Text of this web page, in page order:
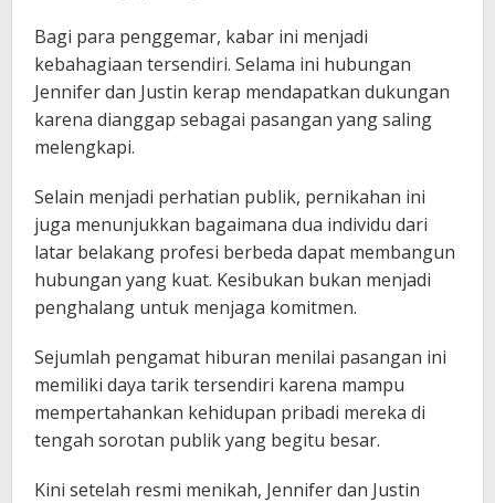
Bagi para penggemar, kabar ini menjadi
kebahagiaan tersendiri. Selama ini hubungan
Jennifer dan Justin kerap mendapatkan dukungan
karena dianggap sebagai pasangan yang saling
melengkapi.
Selain menjadi perhatian publik, pernikahan ini
juga menunjukkan bagaimana dua individu dari
latar belakang profesi berbeda dapat membangun
hubungan yang kuat. Kesibukan bukan menjadi
penghalang untuk menjaga komitmen.
Sejumlah pengamat hiburan menilai pasangan ini
memiliki daya tarik tersendiri karena mampu
mempertahankan kehidupan pribadi mereka di
tengah sorotan publik yang begitu besar.
Kini setelah resmi menikah, Jennifer dan Justin